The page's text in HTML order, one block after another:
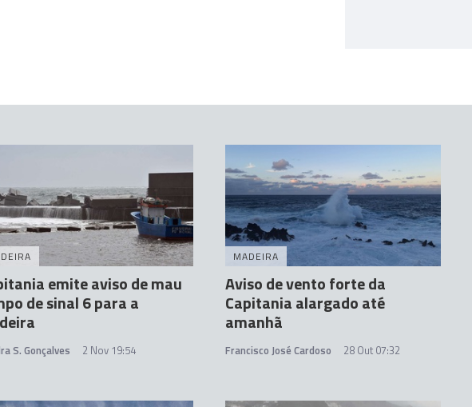
emite aviso de mau
de sinal 6 para a
S. Gonçalves 2 Nov 19:54
MADEIRA
Aviso de vento forte da
Capitania alargado até
amanhã
Francisco José Cardoso 28 Out 07:32